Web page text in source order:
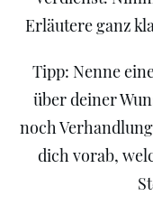
Erläutere ganz
Tipp: Nenne
über deiner
noch
dich vorab,